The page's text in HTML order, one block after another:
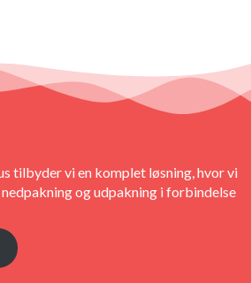
tilbyder vi en komplet løsning, hvor vi
og udpakning i forbindelse